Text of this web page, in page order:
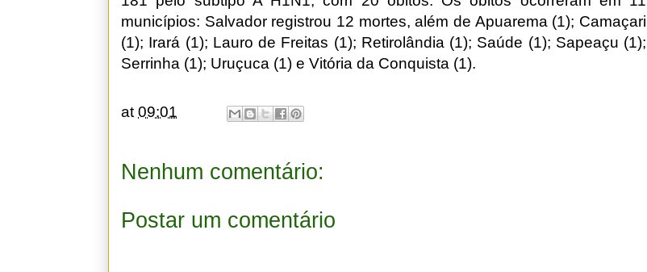
municípios: Salvador registrou 12 mortes, além de Apuarema (1); Camaçari
(1); Irará (1); Lauro de Freitas (1); Retirolândia (1); Saúde (1); Sapeaçu (1);
Serrinha (1); Uruçuca (1) e Vitória da Conquista (1).
at09:01
Nenhum comentário:
Postar um comentário